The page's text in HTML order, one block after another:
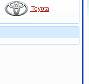
Toyota